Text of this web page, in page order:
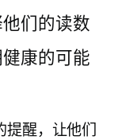
们的读数
康的可能
提醒，让他们